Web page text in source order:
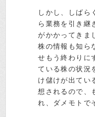
しかし、しばら
ら業務を引き継
がかかってきま
株の情報も知ら
せもう終わりに
ている株の状況
け儲けが出てい
想されるので、
れ、ダメモトで